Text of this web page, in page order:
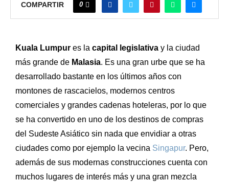
COMPARTIR 0
Kuala Lumpur es la capital legislativa y la ciudad
más grande de Malasia. Es una gran urbe que se ha
desarrollado bastante en los últimos años con
montones de rascacielos, modernos centros
comerciales y grandes cadenas hoteleras, por lo que
se ha convertido en uno de los destinos de compras
del Sudeste Asiático sin nada que envidiar a otras
ciudades como por ejemplo la vecina Singapur. Pero,
además de sus modernas construcciones cuenta con
muchos lugares de interés más y una gran mezcla